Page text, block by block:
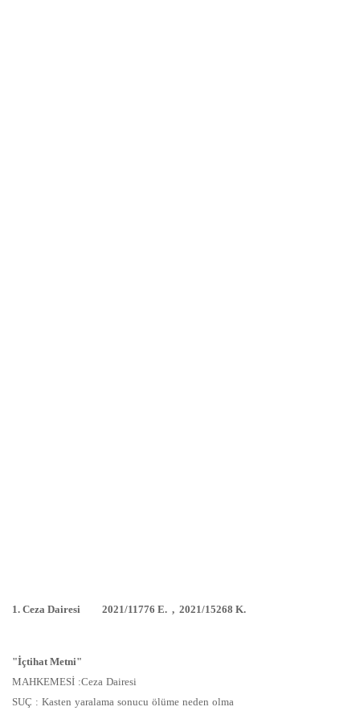
1. Ceza Dairesi 2021/11776 E. , 2021/15268 K.
"İçtihat Metni"
MAHKEMESİ :Ceza Dairesi
SUÇ : Kasten yaralama sonucu ölüme neden olma